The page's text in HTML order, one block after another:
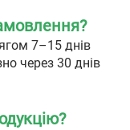
7–15 днів
через 30 днів